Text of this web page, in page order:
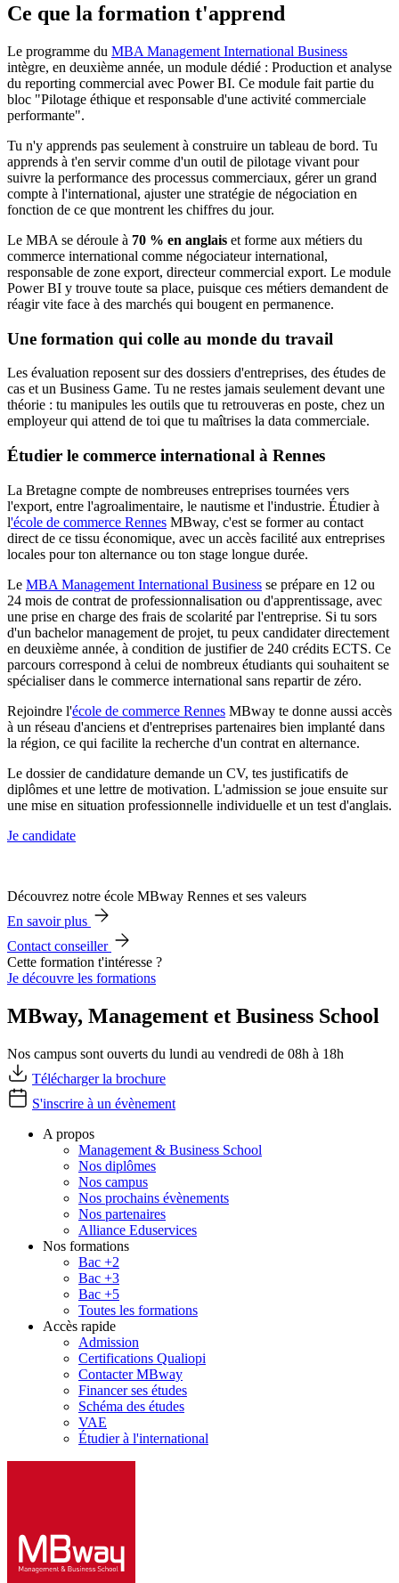
Ce que la formation t'apprend
Le programme du MBA Management International Business
intègre, en deuxième année, un module dédié : Production et analyse
du reporting commercial avec Power BI. Ce module fait partie du
bloc "Pilotage éthique et responsable d'une activité commerciale
performante".
Tu n'y apprends pas seulement à construire un tableau de bord. Tu
apprends à t'en servir comme d'un outil de pilotage vivant pour
suivre la performance des processus commerciaux, gérer un grand
compte à l'international, ajuster une stratégie de négociation en
fonction de ce que montrent les chiffres du jour.
Le MBA se déroule à 70 % en anglais et forme aux métiers du
commerce international comme négociateur international,
responsable de zone export, directeur commercial export. Le module
Power BI y trouve toute sa place, puisque ces métiers demandent de
réagir vite face à des marchés qui bougent en permanence.
Une formation qui colle au monde du travail
Les évaluation reposent sur des dossiers d'entreprises, des études de
cas et un Business Game. Tu ne restes jamais seulement devant une
théorie : tu manipules les outils que tu retrouveras en poste, chez un
employeur qui attend de toi que tu maîtrises la data commerciale.
Étudier le commerce international à Rennes
La Bretagne compte de nombreuses entreprises tournées vers
l'export, entre l'agroalimentaire, le nautisme et l'industrie. Étudier à
l'école de commerce Rennes MBway, c'est se former au contact
direct de ce tissu économique, avec un accès facilité aux entreprises
locales pour ton alternance ou ton stage longue durée.
Le MBA Management International Business se prépare en 12 ou
24 mois de contrat de professionnalisation ou d'apprentissage, avec
une prise en charge des frais de scolarité par l'entreprise. Si tu sors
d'un bachelor management de projet, tu peux candidater directement
en deuxième année, à condition de justifier de 240 crédits ECTS. Ce
parcours correspond à celui de nombreux étudiants qui souhaitent se
spécialiser dans le commerce international sans repartir de zéro.
Rejoindre l'école de commerce Rennes MBway te donne aussi accès
à un réseau d'anciens et d'entreprises partenaires bien implanté dans
la région, ce qui facilite la recherche d'un contrat en alternance.
Le dossier de candidature demande un CV, tes justificatifs de
diplômes et une lettre de motivation. L'admission se joue ensuite sur
une mise en situation professionnelle individuelle et un test d'anglais.
Je candidate
Découvrez notre école MBway Rennes et ses valeurs
En savoir plus
Contact conseiller
Cette formation t'intéresse ?
Je découvre les formations
MBway, Management et Business School
Nos campus sont ouverts du lundi au vendredi de 08h à 18h
Télécharger la brochure
S'inscrire à un évènement
A propos
Management & Business School
Nos diplômes
Nos campus
Nos prochains évènements
Nos partenaires
Alliance Eduservices
Nos formations
Bac +2
Bac +3
Bac +5
Toutes les formations
Accès rapide
Admission
Certifications Qualiopi
Contacter MBway
Financer ses études
Schéma des études
VAE
Étudier à l'international